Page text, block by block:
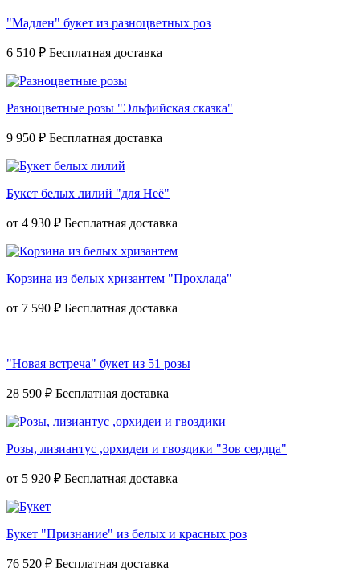
"Мадлен" букет из разноцветных роз
6 510 ₽
Разноцветные розы "Эльфийская сказка"
9 950 ₽
Букет белых лилий "для Неё"
от 4 930 ₽
Корзина из белых хризантем "Прохлада"
от 7 590 ₽
"Новая встреча" букет из 51 розы
28 590 ₽
Розы, лизиантус ,орхидеи и гвоздики "Зов сердца"
от 5 920 ₽
Букет "Признание" из белых и красных роз
76 520 ₽